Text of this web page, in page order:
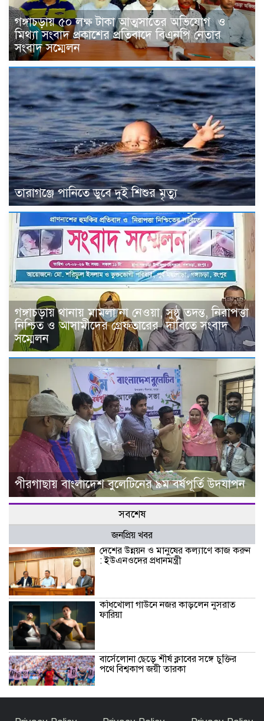
গঙ্গাচড়ায় ৫০ লক্ষ টাকা আত্মসাতের অভিযোগ ও
মিথ্যা সংবাদ প্রকাশের প্রতিবাদে বিএনপি নেতার
সংবাদ সম্মেলন
তারাগঞ্জে পানিতে ডুবে দুই শিশুর মৃত্যু
গঙ্গাচড়ায় থানায় মামলা না নেওয়া, সুষ্ঠু তদন্ত, নিরাপত্তা
নিশ্চিত ও আসামীদের গ্রেফতারের দাবিতে সংবাদ
সম্মেলন
পীরগাছায় বাংলাদেশ বুলেটিনের ৯ম বর্ষপূর্তি উদযাপন
সবশেষ
জনপ্রিয় খবর
দেশের উন্নয়ন ও মানুষের কল্যাণে কাজ করুন
: ইউএনওদের প্রধানমন্ত্রী
কাঁধখোলা গাউনে নজর কাড়লেন নুসরাত
ফারিয়া
বার্সেলোনা ছেড়ে শীর্ষ ক্লাবের সঙ্গে চুক্তির
পথে বিশ্বকাপ জয়ী তারকা